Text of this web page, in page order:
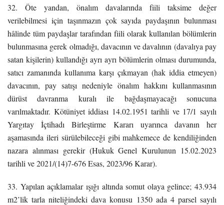
32. Öte yandan, önalım davalarında fiili taksime değer
verilebilmesi için taşınmazın çok sayıda paydaşının bulunması
hâlinde tüm paydaşlar tarafından fiili olarak kullanılan bölümlerin
bulunmasına gerek olmadığı, davacının ve davalının (davalıya pay
satan kişilerin) kullandığı ayrı ayrı bölümlerin olması durumunda,
satıcı zamanında kullanıma karşı çıkmayan (hak iddia etmeyen)
davacının, pay satışı nedeniyle önalım hakkını kullanmasının
dürüst davranma kuralı ile bağdaşmayacağı sonucuna
varılmaktadır. Kötüniyet iddiası 14.02.1951 tarihli ve 17/1 sayılı
Yargıtay İçtihadı Birleştirme Kararı uyarınca davanın her
aşamasında ileri sürülebileceği gibi mahkemece de kendiliğinden
nazara alınması gerekir (Hukuk Genel Kurulunun 15.02.2023
tarihli ve 2021/(14)7-676 Esas, 2023/96 Karar).
33. Yapılan açıklamalar ışığı altında somut olaya gelince; 43.934
m2’lik tarla niteliğindeki dava konusu 1350 ada 4 parsel sayılı